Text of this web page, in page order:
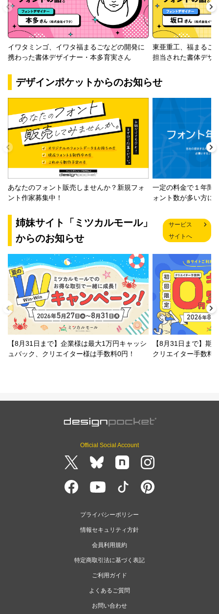
イワタミンゴ、イワタ福まるごなどの開発に
携わった書体デザイナー・本多育実さん
東亜重工、福まるご
担当された書体デザ
デザインポケットからのお知らせ
あなたのフォント販売しませんか？新規フォ
ント作家募集中！
一定の料金で１年間
ォント数が多い方に
姉妹サイト「ミツカルモール」
からのお知らせ
サービス
サイトへ
【8月31日まで】企業様は最大1万円キャッシ
ュバック、クリエイター様は手数料0円！
【8月31日まで】期
クリエイター手数料
Official Social Account
プライバシーポリシー
情報セキュリティ方針
会員利用規約
特定商取引法に基づく表記
ご利用ガイド
よくあるご質問
お問い合わせ